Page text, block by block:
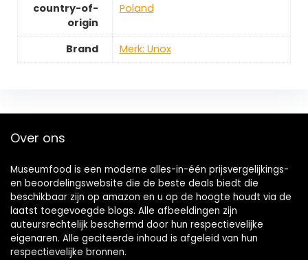
country-of-
origin
‎Poland
Brand Merk: Unox
Over ons
Museumfood is een moderne alles-in-één prijsvergelijkings-
en beoordelingswebsite die de beste deals biedt die
beschikbaar zijn op amazon en u op de hoogte houdt via de
laatst toegevoegde blogs. Alle afbeeldingen zijn
auteursrechtelijk beschermd door hun respectievelijke
eigenaren. Alle geciteerde inhoud is afgeleid van hun
respectievelijke bronnen.